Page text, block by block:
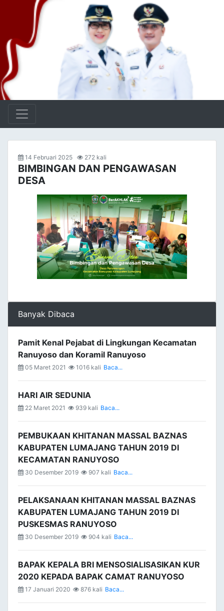
14 Februari 2025 272 kali
BIMBINGAN DAN PENGAWASAN
DESA
Banyak Dibaca
Pamit Kenal Pejabat di Lingkungan Kecamatan
Ranuyoso dan Koramil Ranuyoso
05 Maret 2021 1016 kali Baca...
HARI AIR SEDUNIA
22 Maret 2021 939 kali Baca...
PEMBUKAAN KHITANAN MASSAL BAZNAS
KABUPATEN LUMAJANG TAHUN 2019 DI
KECAMATAN RANUYOSO
30 Desember 2019 907 kali Baca...
PELAKSANAAN KHITANAN MASSAL BAZNAS
KABUPATEN LUMAJANG TAHUN 2019 DI
PUSKESMAS RANUYOSO
30 Desember 2019 904 kali Baca...
BAPAK KEPALA BRI MENSOSIALISASIKAN KUR
2020 KEPADA BAPAK CAMAT RANUYOSO
17 Januari 2020 876 kali Baca...